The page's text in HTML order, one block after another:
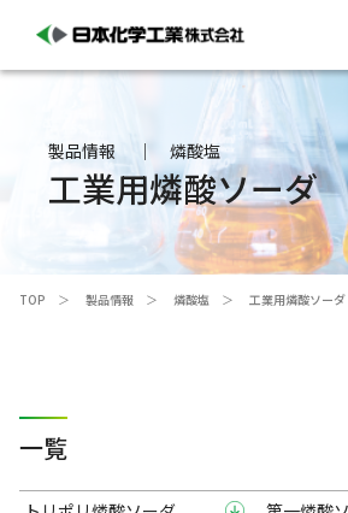
製品情報 燐酸塩
工業用燐酸ソーダ
TOP 製品情報 燐酸塩 工業用燐酸ソーダ
一覧